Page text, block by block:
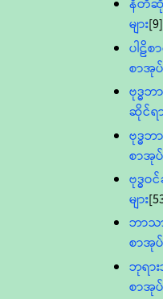
နီတိဆို
များ[9]
ပါဠိ
စာအုပ်
ဗုဒ္ဓ
ဆိုင်ရ
ဗုဒ္ဓ
စာအုပ်
ဗုဒ္ဓ
များ
ဘာသ
စာအုပ်
ဘုရာ
စာအုပ်